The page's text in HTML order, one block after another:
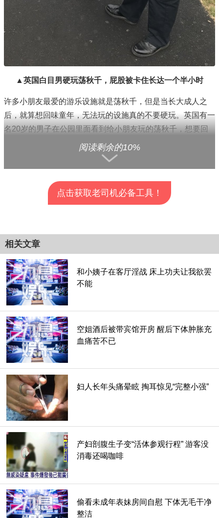
▲英国白目男硬玩荡秋千，屁股被卡住长达一个半小时
许多小朋友最爱的游乐设施就是荡秋千，但是当长大成人之
后，就算想回味童年，无法玩的设施真的不要硬玩。英国有一
名20岁的男子在公园里面看到给小朋友玩的荡秋千，想要回
味童年，便一屁股塞进去，没想到就拔不出来了，最后只好出
动消防原来救援，照片还要被PO在网络上成为笑话。
（Landseer Park），这名20岁的男子早上7点时到公园游
荡，看到荡秋千感到很兴奋，直接坐进去玩，但是这个秋千原
度，怎么拔都起不来，他因为觉得太糗了，独力奋战将近1小
时，才放下面子拨打999报案专线请求支援。
阅读剩余的10%
点击获取老司机必备工具！
相关文章
和小姨子在客厅淫战 床上功夫让我欲罢
不能
空姐酒后被带宾馆开房 醒后下体肿胀充
血痛苦不已
妇人长年头痛晕眩 掏耳惊见“完整小强”
产妇剖腹生子变“活体参观行程” 游客没
消毒还喝咖啡
偷看未成年表妹房间自慰 下体无毛干净
整洁